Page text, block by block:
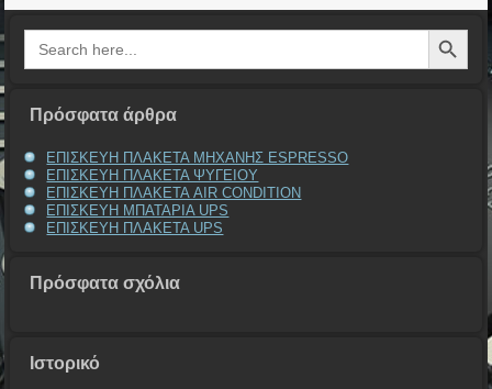
Search
for:
Search Button
Πρόσφατα άρθρα
ΕΠΙΣΚΕΥΗ ΠΛΑΚΕΤΑ ΜΗΧΑΝΗΣ ESPRESSO
ΕΠΙΣΚΕΥΗ ΠΛΑΚΕΤΑ ΨΥΓΕΙΟΥ
ΕΠΙΣΚΕΥΗ ΠΛΑΚΕΤΑ AIR CONDITION
ΕΠΙΣΚΕΥΗ ΜΠΑΤΑΡΙΑ UPS
ΕΠΙΣΚΕΥΗ ΠΛΑΚΕΤΑ UPS
Πρόσφατα σχόλια
Ιστορικό